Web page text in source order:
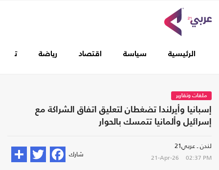
الرئيسية سياسة اقتصاد رياضة
ملفات وتقارير
إسبانيا وأيرلندا تضغطان لتعليق اتفاق الشراكة مع
إسرائيل وألمانيا تتمسك بالحوار
لندن ـ عربي21
21-Apr-26 02:37 PM شارك